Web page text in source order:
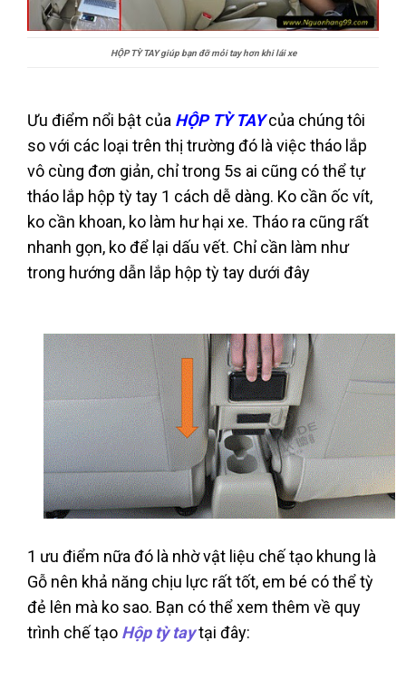
HỘP TỲ TAY giúp bạn đỡ mỏi tay hơn khi lái xe
Ưu điểm nổi bật của HỘP TỲ TAYcủa chúng tôi
so với các loại trên thị trường đó là việc tháo lắp
vô cùng đơn giản, chỉ trong 5s ai cũng có thể tự
tháo lắp hộp tỳ tay 1 cách dễ dàng. Ko cần ốc vít,
ko cần khoan, ko làm hư hại xe. Tháo ra cũng rất
nhanh gọn, ko để lại dấu vết. Chỉ cần làm như
trong hướng dẫn lắp hộp tỳ tay dưới đây
1 ưu điểm nữa đó là nhờ vật liệu chế tạo khung là
Gỗ nên khả năng chịu lực rất tốt, em bé có thể tỳ
đẻ lên mà ko sao. Bạn có thể xem thêm về quy
trình chế tạo Hộp tỳ taytại đây: